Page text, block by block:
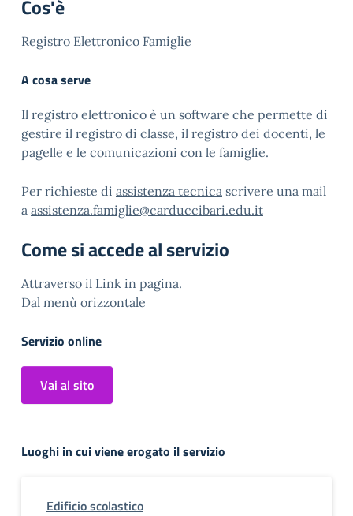
Cos'è
Registro Elettronico Famiglie
A cosa serve
Il registro elettronico è un software che permette di
gestire il registro di classe, il registro dei docenti, le
pagelle e le comunicazioni con le famiglie.
Per richieste di assistenza tecnica scrivere una mail
a assistenza.famiglie@carduccibari.edu.it
Come si accede al servizio
Attraverso il Link in pagina.
Dal menù orizzontale
Servizio online
Vai al sito
Luoghi in cui viene erogato il servizio
Edificio scolastico